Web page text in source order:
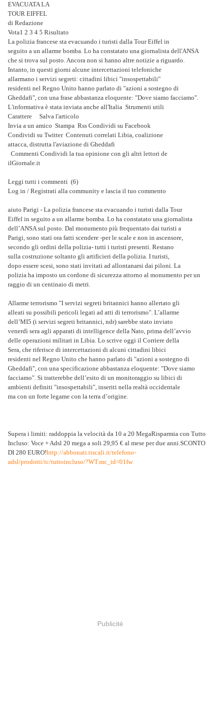
EVACUATA LA
TOUR EIFFEL
di Redazione
Vota1 2 3 4 5 Risultato
La polizia francese sta evacuando i turisti dalla Tour Eiffel in
seguito a un allarme bomba. Lo ha constatato una giornalista dell'ANSA
che si trova sul posto. Ancora non si hanno altre notizie a riguardo.
Intanto, in questi giorni alcune intercettazioni telefoniche
allarmano i servizi segreti: cittadini libici "insospettabili"
residenti nel Regno Unito hanno parlato di "azioni a sostegno di
Gheddafi", con una frase abbastanza eloquente: "Dove siamo facciamo".
L'informativa è stata inviata anche all'Italia Strumenti utili
Carattere Salva l'articolo
Invia a un amico Stampa Rss Condividi su Facebook
Condividi su Twitter Contenuti correlati Libia, coalizione
attacca, distrutta l'aviazione di Gheddafi
Commenti Condividi la tua opinione con gli altri lettori de
ilGiornale.it
Leggi tutti i commenti (6)
Log in / Registrati alla community e lascia il tuo commento
aiuto Parigi - La polizia francese sta evacuando i turisti dalla Tour
Eiffel in seguito a un allarme bomba. Lo ha constatato una giornalista
dell’ANSA sul posto. Dal monumento più frequentato dai turisti a
Parigi, sono stati ora fatti scendere -per le scale e non in ascensore,
secondo gli ordini della polizia- tutti i turisti presenti. Restano
sulla costruzione soltanto gli artificieri della polizia. I turisti,
dopo essere scesi, sono stati invitati ad allontanarsi dai piloni. La
polizia ha imposto un cordone di sicurezza attorno al monumento per un
raggio di un centinaio di metri.
Allarme terrorismo "I servizi segreti britannici hanno allertato gli
alleati su possibili pericoli legati ad atti di terrorismo". L’allarme
dell’MI5 (i servizi segreti britannici, ndr) sarebbe stato inviato
venerdì sera agli apparati di intelligence della Nato, prima dell’avvio
delle operazioni militari in Libia. Lo scrive oggi il Corriere della
Sera, che riferisce di intercettazioni di alcuni cittadini libici
residenti nel Regno Unito che hanno parlato di "azioni a sostegno di
Gheddafi", con una specificazione abbastanza eloquente: "Dove siamo
facciamo". Si tratterebbe dell’esito di un monitoraggio su libici di
ambienti definiti "insospettabili", inseriti nella realtà occidentale
ma con un forte legame con la terra d’origine.
Supera i limiti: raddoppia la velocità da 10 a 20 MegaRisparmia con Tutto
Incluso: Voce + Adsl 20 mega a soli 29,95 € al mese per due anni.SCONTO
DI 280 EURO!http://abbonati.tiscali.it/telefono-
adsl/prodotti/tc/tuttoincluso/?WT.mc_id=01fw
Publicité